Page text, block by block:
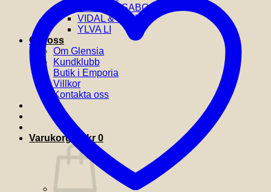
THOMAS SABO
VIDAL & VIDAL
YLVA LI
Om oss
Om Glensia
Kundklubb
Butik i Emporia
Villkor
Kontakta oss
Varukorg / 0kr 0